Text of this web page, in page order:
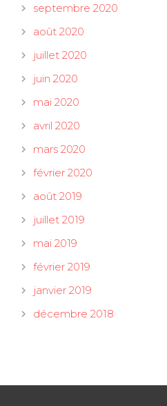
septembre 2020
août 2020
juillet 2020
juin 2020
mai 2020
avril 2020
mars 2020
février 2020
août 2019
juillet 2019
mai 2019
février 2019
janvier 2019
décembre 2018